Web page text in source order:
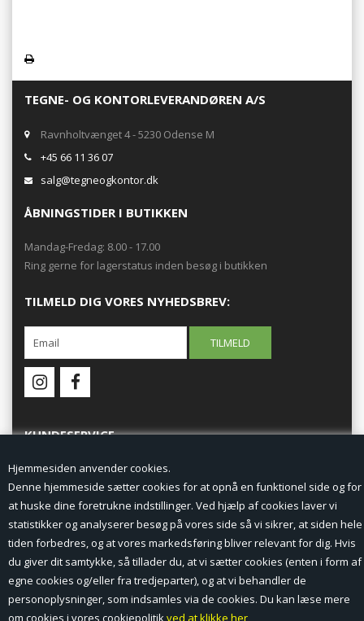
Hjemmesiden anvender cookies.
Denne hjemmeside sætter cookies for at opnå en funktionel side og for
at huske dine foretrukne indstillinger. Ved hjælp af cookies laver vi
statistikker og analyserer besøg på vores side så vi sikrer, at siden hele
tiden forbedres, og at vores markedsføring bliver relevant for dig. Hvis
du giver dit samtykke, så tillader du, at vi sætter cookies (enten i form af
egne cookies og/eller fra tredjeparter), og at vi behandler de
personoplysninger, som indsamles via de cookies. Du kan læse mere
om cookies i vores cookiepolitik ved at klikke her
TEGNE- OG KONTORLEVERANDØREN A/S
Ravnholtvænget 4 - 5230 Odense M
+45 66 11 36 07
salg@tegneogkontor.dk
ÅBNINGSTIDER I BUTIKKEN
Mandag-Fredag: 8.00 - 17.00
Ring gerne for lagerstatus inden besøg i butikken
TILMELD DIG VORES NYHEDSBREV:
KUNDESERVICE
Min Konto
Nyheder
Vilkår og betingelser
Profil